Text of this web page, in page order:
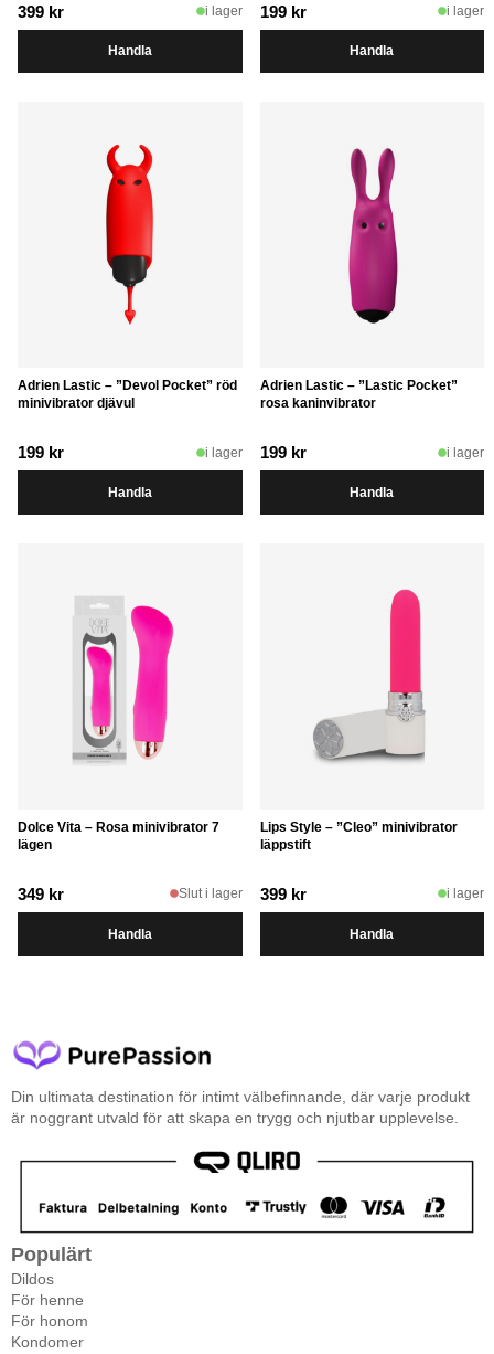
399 kr i lager
Handla
199 kr i lager
Handla
Adrien Lastic – ”Devol Pocket” röd
minivibrator djävul
199 kr i lager
Handla
Adrien Lastic – ”Lastic Pocket”
rosa kaninvibrator
199 kr i lager
Handla
Dolce Vita – Rosa minivibrator 7
lägen
349 kr Slut i lager
Handla
Lips Style – ”Cleo” minivibrator
läppstift
399 kr i lager
Handla
Din ultimata destination för intimt välbefinnande, där varje produkt
är noggrant utvald för att skapa en trygg och njutbar upplevelse.
Populärt
Dildos
För henne
För honom
Kondomer